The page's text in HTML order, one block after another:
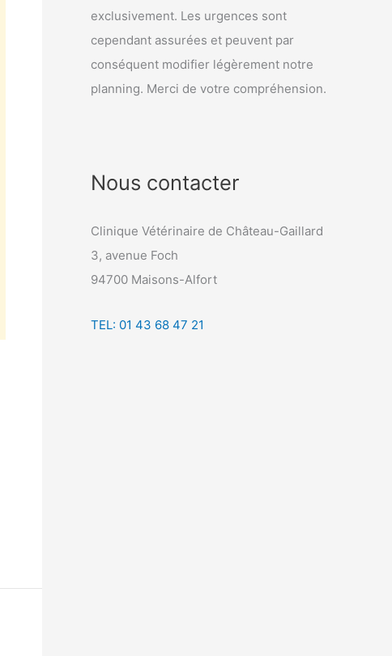
exclusivement. Les urgences sont
cependant assurées et peuvent par
conséquent modifier légèrement notre
planning. Merci de votre compréhension.
Nous contacter
Clinique Vétérinaire de Château-Gaillard
3, avenue Foch
94700 Maisons-Alfort
TEL: 01 43 68 47 21